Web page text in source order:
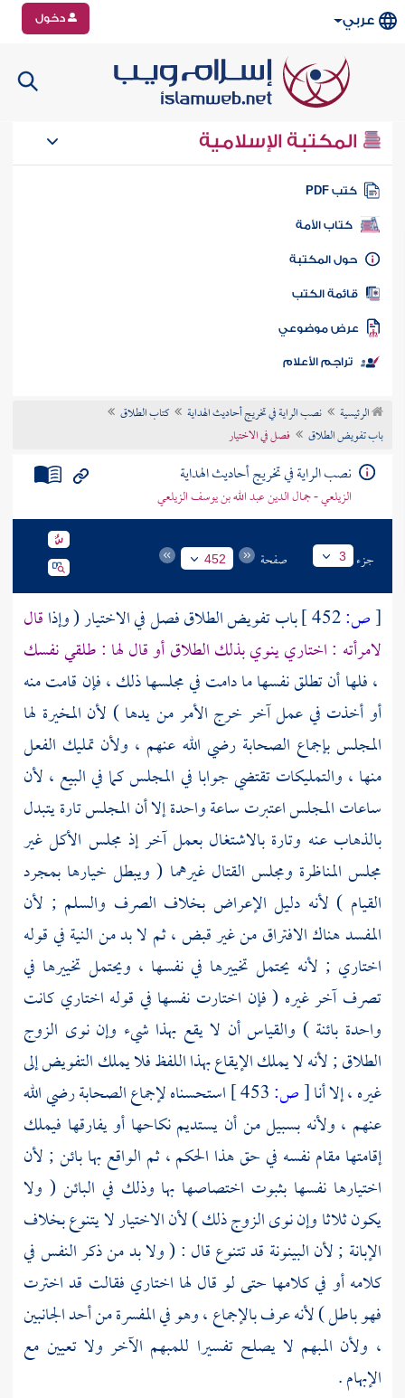
عربي دخول
المكتبة الإسلامية
كتب PDF
كتاب الأمة
المكتبة
الكتب
موضوعي
تراجم الأعلام
الرئيسية نصب الراية في تخريج أحاديث الهداية
كتاب الطلاق
باب تفويض الطلاق
فصل في الاختيار
نصب الراية في تخريج أحاديث الهداية
الزيلعي - جمال الدين عبد الله بن يوسف الزيلعي
جزء 3 صفحة 452
[ص: باب تفويض الطلاق فصل في الاختيار ( وإذاقال
لامرأته : اختاري ينوي بذلك الطلاق أو قال لها : طلقي نفسك
، فلها أن تطلق نفسها ما دامت في مجلسها ذلك ، فإن قامت منه
أو أخذت في عمل آخر خرج الأمر من يدها ) لأن المخيرة لها
المجلس بإجماع الصحابة رضي الله عنهم ، ولأن تمليك الفعل
منها ، والتمليكات تقتضي جوابا في المجلس كما في البيع ، لأن
ساعات المجلس اعتبرت ساعة واحدة إلا أن المجلس تارة يتبدل
بالذهاب عنه وتارة بالاشتغال بعمل آخر إذ مجلس الأكل غير
مجلس المناظرة ومجلس القتال غيرهما ( ويبطل خيارها بمجرد
القيام ) لأنه دليل الإعراض بخلاف الصرف والسلم ; لأن
المفسد هناك الافتراق من غير قبض ، ثم لا بد من النية في قوله
اختاري ; لأنه يحتمل تخييرها في نفسها ، ويحتمل تخييرها في
تصرف آخر غيره ( فإن اختارت نفسها في قوله اختاري كانت
واحدة بائنة ) والقياس أن لا يقع بهذا شيء وإن نوى الزوج
الطلاق ; لأنه لا يملك الإيقاع بهذا اللفظ فلا يملك التفويض إلى
غيره ، إلا أنا[ص:
استحسناه لإجماع الصحابة رضي الله
عنهم ، ولأنه بسبيل من أن يستديم نكاحها أو يفارقها فيملك
إقامتها مقام نفسه في حق هذا الحكم ، ثم الواقع بها بائن ; لأن
اختيارها نفسها بثبوت اختصاصها بها وذلك في البائن ( ولا
يكون ثلاثا وإن نوى الزوج ذلك ) لأن الاختيار لا يتنوع بخلاف
الإبانة ; لأن البينونة قد تتنوع قال : ( ولا بد من ذكر النفس في
كلامه أو في كلامها حتى لو قال لها اختاري فقالت قد اخترت
فهو باطل ) لأنه عرف بالإجماع ، وهو في المفسرة من أحد الجانبين
، ولأن المبهم لا يصلح تفسيرا للمبهم الآخر ولا تعيين مع
الإبهام .